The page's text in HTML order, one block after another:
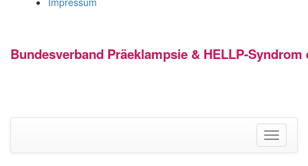
Bundesverband Präeklampsie & HELLP-Syndrom
Toggle